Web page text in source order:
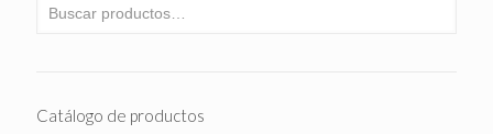
Catálogo de productos